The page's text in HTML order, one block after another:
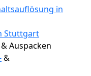
in
Stuttgart
Auspacken
&